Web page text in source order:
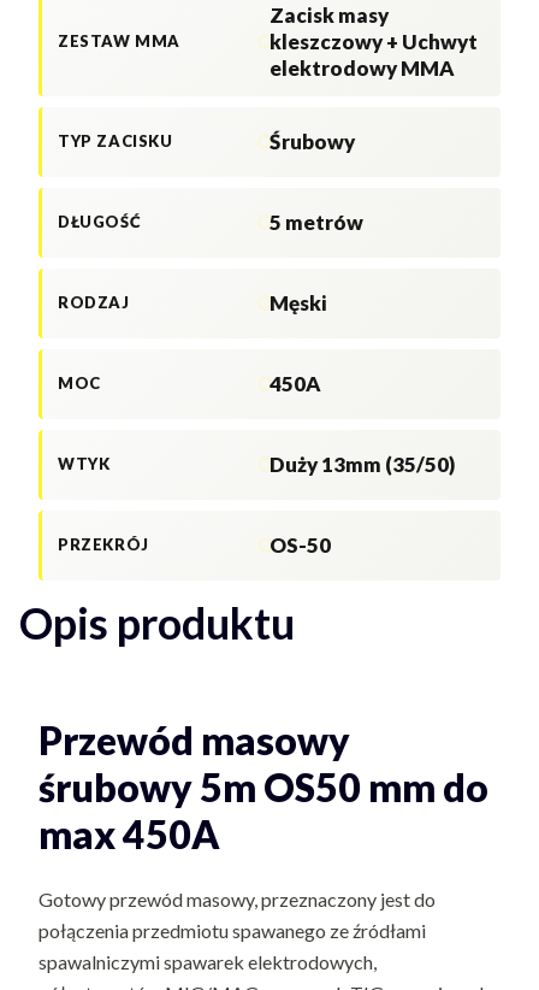
ZESTAW MMA
Zacisk masy
kleszczowy + Uchwyt
elektrodowy MMA
TYP ZACISKU Śrubowy
DŁUGOŚĆ 5 metrów
RODZAJ Męski
MOC 450A
WTYK Duży 13mm (35/50)
PRZEKRÓJ OS-50
Opis produktu
Przewód masowy
śrubowy 5m OS50 mm do
max 450A
Gotowy przewód masowy, przeznaczony jest do
połączenia przedmiotu spawanego ze źródłami
spawalniczymi spawarek elektrodowych,